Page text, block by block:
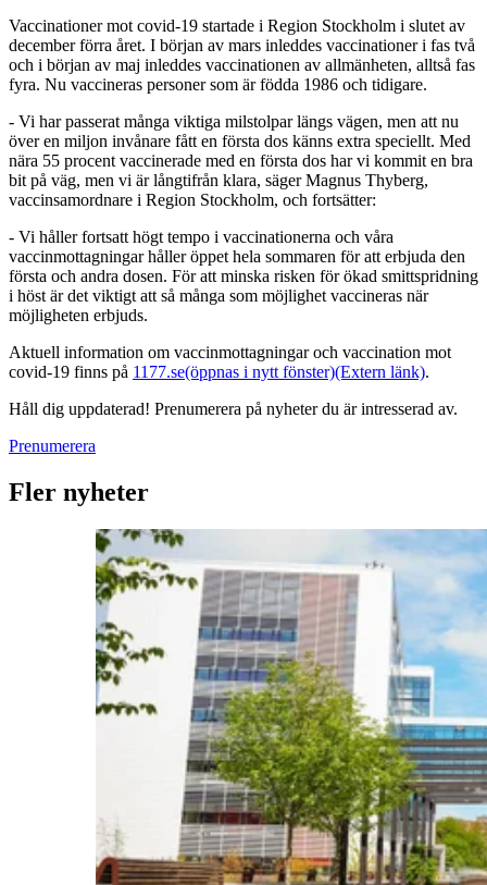
Vaccinationer mot covid-19 startade i Region Stockholm i slutet av
december förra året. I början av mars inleddes vaccinationer i fas två
och i början av maj inleddes vaccinationen av allmänheten, alltså fas
fyra. Nu vaccineras personer som är födda 1986 och tidigare.
- Vi har passerat många viktiga milstolpar längs vägen, men att nu
över en miljon invånare fått en första dos känns extra speciellt. Med
nära 55 procent vaccinerade med en första dos har vi kommit en bra
bit på väg, men vi är långtifrån klara, säger Magnus Thyberg,
vaccinsamordnare i Region Stockholm, och fortsätter:
- Vi håller fortsatt högt tempo i vaccinationerna och våra
vaccinmottagningar håller öppet hela sommaren för att erbjuda den
första och andra dosen. För att minska risken för ökad smittspridning
i höst är det viktigt att så många som möjlighet vaccineras när
möjligheten erbjuds.
Aktuell information om vaccinmottagningar och vaccination mot
covid-19 finns på 1177.se(öppnas i nytt fönster)(Extern länk).
Håll dig uppdaterad! Prenumerera på nyheter du är intresserad av.
Prenumerera
Fler nyheter